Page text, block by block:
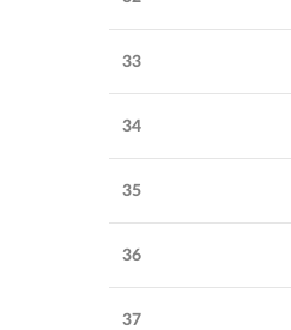
33
34
35
36
37